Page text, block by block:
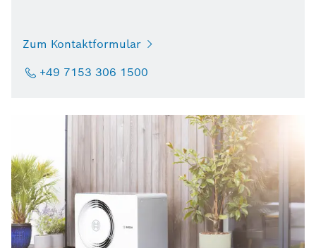
Zum Kontaktformular
+49 7153 306 1500